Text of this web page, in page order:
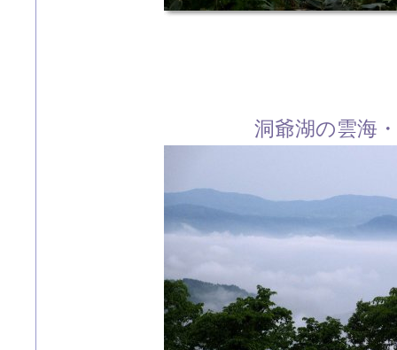
洞爺湖の雲海